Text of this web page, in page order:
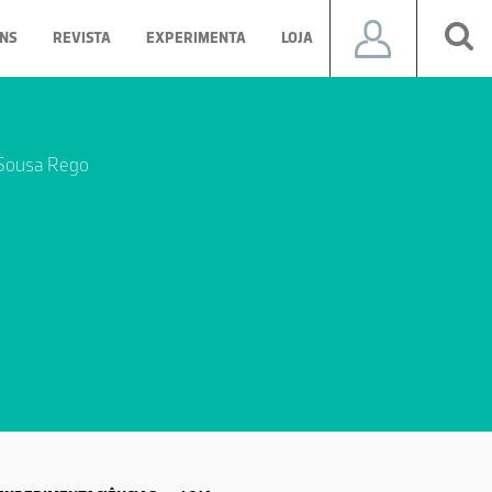
REVISTA EXPERIMENTA LOJA
Rego